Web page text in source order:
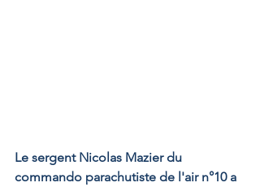
Le sergent Nicolas Mazier du
commando parachutiste de l'air n°10 a